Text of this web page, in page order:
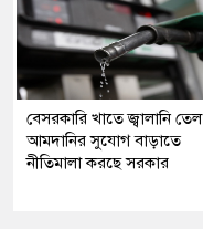
বেসরকারি খাতে জ্বালানি তেল
আমদানির সুযোগ বাড়াতে
নীতিমালা করছে সরকার